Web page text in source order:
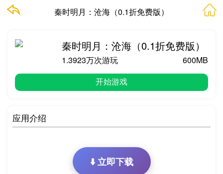
秦时明月：沧海（0.1折免费版）
秦时明月：沧海（0.1折免费版）
1.3923万次游玩 600MB
开始游戏
应用介绍
⬇️ 立即下载